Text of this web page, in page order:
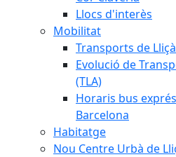
Llocs d'interès
Mobilitat
Transports de
Evolució de
(TLA)
Horaris bus
Barcelona
Habitatge
Nou Centre Urbà de